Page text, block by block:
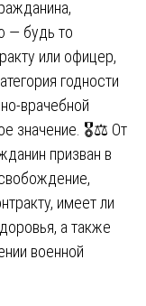
— будь то
или офицер,
годности
врачебной
значение. 🎖️⚖️ От
призван в
имеет ли
а также
военной